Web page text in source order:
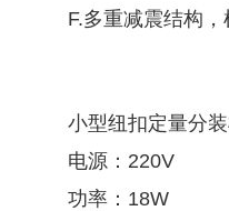
F.多重减震结构
小型纽扣定量分装
电源：220V
功率：18W